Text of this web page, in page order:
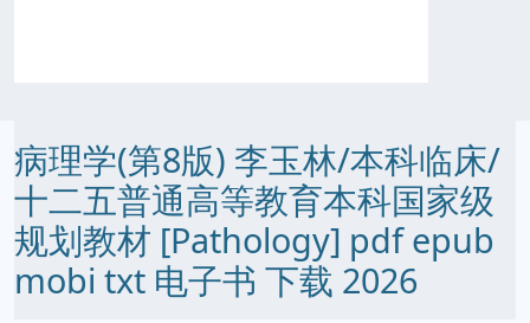
病理学(第8版) 李玉林/本科临床/
十二五普通高等教育本科国家级
规划教材 [Pathology] pdf epub
mobi txt 电子书 下载 2026